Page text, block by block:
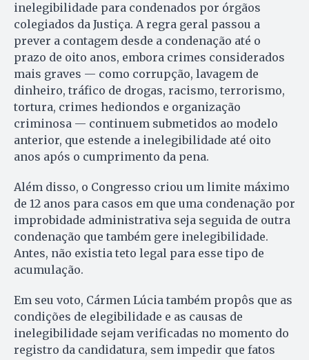
inelegibilidade para condenados por órgãos
colegiados da Justiça. A regra geral passou a
prever a contagem desde a condenação até o
prazo de oito anos, embora crimes considerados
mais graves — como corrupção, lavagem de
dinheiro, tráfico de drogas, racismo, terrorismo,
tortura, crimes hediondos e organização
criminosa — continuem submetidos ao modelo
anterior, que estende a inelegibilidade até oito
anos após o cumprimento da pena.
Além disso, o Congresso criou um limite máximo
de 12 anos para casos em que uma condenação por
improbidade administrativa seja seguida de outra
condenação que também gere inelegibilidade.
Antes, não existia teto legal para esse tipo de
acumulação.
Em seu voto, Cármen Lúcia também propôs que as
condições de elegibilidade e as causas de
inelegibilidade sejam verificadas no momento do
registro da candidatura, sem impedir que fatos